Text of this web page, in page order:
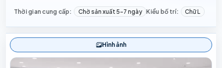
Thời gian cung cấp: Chờ sản xuất 5–7 ngày Kiểu bố trí: Chữ L
Hình ảnh